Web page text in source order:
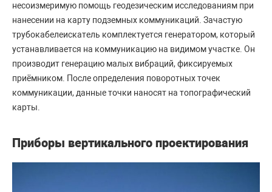
несоизмеримую помощь геодезическим исследованиям при
нанесении на карту подземных коммуникаций. Зачастую
трубокабелеискатель комплектуется генератором, который
устанавливается на коммуникацию на видимом участке. Он
производит генерацию малых вибраций, фиксируемых
приёмником. После определения поворотных точек
коммуникации, данные точки наносят на топографический
карты.
Приборы вертикального проектирования